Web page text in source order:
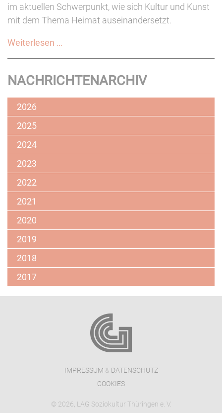
im aktuellen Schwerpunkt, wie sich Kultur und Kunst
mit dem Thema Heimat auseinandersetzt.
Weiterlesen …
zum
Thema
Kunst"
NACHRICHTENARCHIV
2026
2025
2024
2023
2022
2021
2020
2019
2018
2017
IMPRESSUM & DATENSCHUTZ
COOKIES
© 2026, LAG Soziokultur Thüringen e. V.